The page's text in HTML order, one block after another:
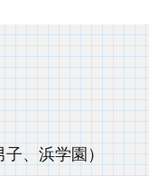
子、浜学園）